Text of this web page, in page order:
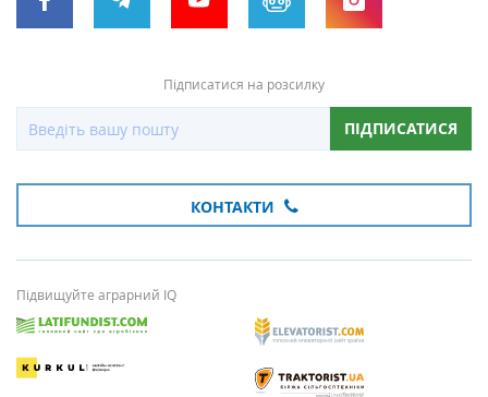
Підписатися на розсилку
ПІДПИСАТИСЯ
КОНТАКТИ
Підвищуйте аграрний IQ